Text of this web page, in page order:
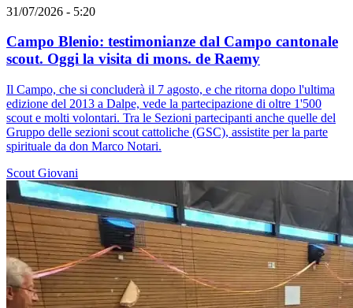
31/07/2026 - 5:20
Campo Blenio: testimonianze dal Campo cantonale
scout. Oggi la visita di mons. de Raemy
Il Campo, che si concluderà il 7 agosto, e che ritorna dopo l'ultima
edizione del 2013 a Dalpe, vede la partecipazione di oltre 1'500
scout e molti volontari. Tra le Sezioni partecipanti anche quelle del
Gruppo delle sezioni scout cattoliche (GSC), assistite per la parte
spirituale da don Marco Notari.
Scout Giovani